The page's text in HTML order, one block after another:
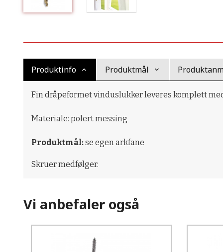
Produktinfo Produktmål
Fin dråpeformet vinduslukker leveres komplett
Materiale: polert messing
Produktmål:se egen arkfane
Skruer medfølger.
Vi anbefaler også